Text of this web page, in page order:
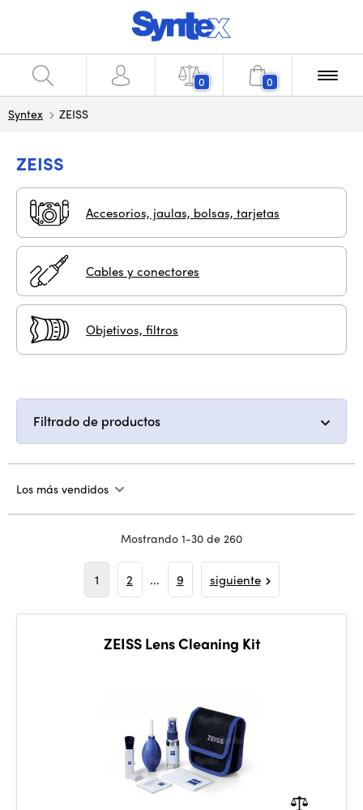
0 0
Syntex ZEISS
ZEISS
Accesorios, jaulas, bolsas, tarjetas
Cables y conectores
Objetivos, filtros
Filtrado de productos
Los más vendidos
Mostrando 1-30 de 260
1 2 ... 9 siguiente
ZEISS Lens Cleaning Kit